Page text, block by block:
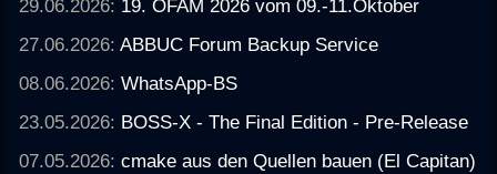
29.06.2026: 19. OFAM 2026 vom 09.-11.Oktober
27.06.2026:ABBUC Forum Backup Service
08.06.2026:WhatsApp-BS
23.05.2026: BOSS-X - The Final Edition - Pre-Release
07.05.2026:cmake aus den Quellen bauen (El Capitan)